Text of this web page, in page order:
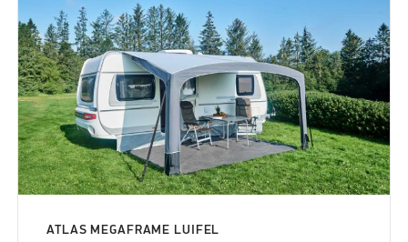
ATLAS MEGAFRAME LUIFEL